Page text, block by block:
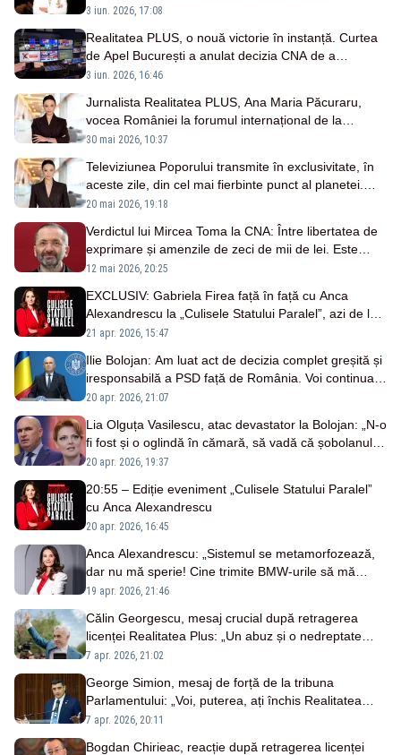
restructurat fundamental”
3 iun. 2026, 17:08
Realitatea PLUS, o nouă victorie în instanță. Curtea
de Apel București a anulat decizia CNA de a
întrerupe emisia pentru trei ore
3 iun. 2026, 16:46
Jurnalista Realitatea PLUS, Ana Maria Păcuraru,
vocea României la forumul internațional de la
Dunhuang
30 mai 2026, 10:37
Televiziunea Poporului transmite în exclusivitate, în
aceste zile, din cel mai fierbinte punct al planetei.
Ana Maria Păcuraru este singurul jurnalist român la
20 mai 2026, 19:18
Verdictul lui Mircea Toma la CNA: Între libertatea de
exprimare și amenzile de zeci de mii de lei. Este
„discursul populist” noul pretext pentru cenzură?
12 mai 2026, 20:25
EXCLUSIV: Gabriela Firea față în față cu Anca
Alexandrescu la „Culisele Statului Paralel”, azi de la
ora 20:55
21 apr. 2026, 15:47
Ilie Bolojan: Am luat act de decizia complet greșită și
iresponsabilă a PSD față de România. Voi continua
să-mi exercit mandatul – LIVE TEXT
20 apr. 2026, 21:07
Lia Olguța Vasilescu, atac devastator la Bolojan: „N‑o
fi fost și o oglindă în cămară, să vadă că șobolanul
cel mare are o singură sprânceană și se uită
20 apr. 2026, 19:37
20:55 – Ediție eveniment „Culisele Statului Paralel”
cu Anca Alexandrescu
20 apr. 2026, 16:45
Anca Alexandrescu: „Sistemul se metamorfozează,
dar nu mă sperie! Cine trimite BMW-urile să mă
filmeze la coafor?”
19 apr. 2026, 21:46
Călin Georgescu, mesaj crucial după retragerea
licenței Realitatea Plus: „Un abuz și o nedreptate
periculoasă. Ora 20:55, președintele interzis de
TEXT
7 apr. 2026, 21:02
George Simion, mesaj de forță de la tribuna
Parlamentului: „Voi, puterea, ați închis Realitatea
Plus”
7 apr. 2026, 20:11
Bogdan Chirieac, reacție după retragerea licenței